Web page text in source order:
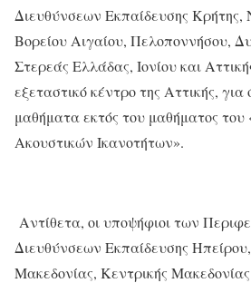
Διευθύνσεων Εκπαίδευσης Κρήτης,
Βορείου Αιγαίου, Πελοποννήσου,
Στερεάς Ελλάδας, Ιονίου και
εξεταστικό κέντρο της Αττικής, για
μαθήματα εκτός του μαθήματος
Ακουστικών Ικανοτήτων».
Αντίθετα, οι υποψήφιοι των
Διευθύνσεων Εκπαίδευσης
Μακεδονίας, Κεντρικής